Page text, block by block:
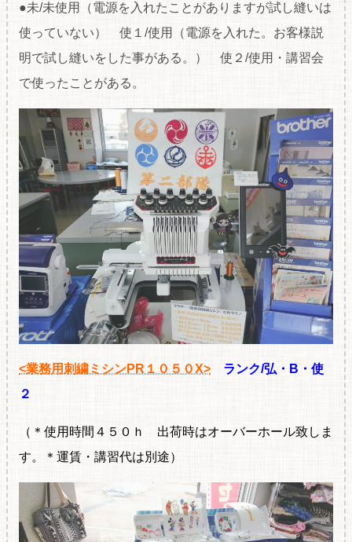
●未/未使用（電源を入れたことがありますが試し縫いは
使っていない） 使１/使用（電源を入れた。お客様説
明で試し縫いをした事がある。） 使２/使用・講習会
で使ったことがある。
<業務用刺繍ミシンPR１０５０X> ランク/弘・B・使
２
（＊使用時間４５０ｈ 出荷時はオーバーホール致しま
す。＊運賃・講習代は別途）